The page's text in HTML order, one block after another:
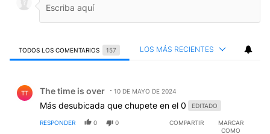
TODOS LOS COMENTARIOS 157 LOS MÁS RECIENTES
TT The time is over 10 DE MAYO DE 2024
Más desubicada que chupete en el 0 EDITADO
RESPONDER 0 0 COMPARTIR
MARCAR
COMO